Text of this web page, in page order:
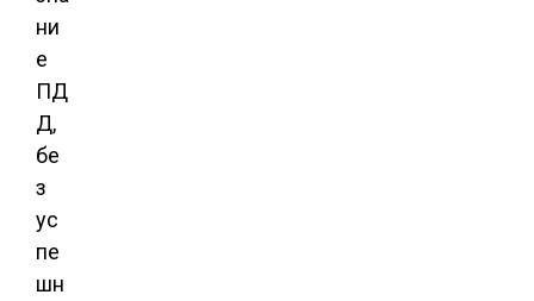
ни
е
ПД
Д,
бе
з
ус
пе
шн